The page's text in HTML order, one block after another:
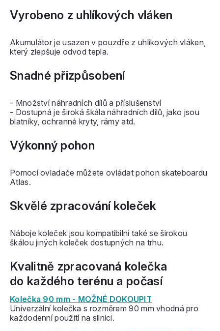
Vyrobeno z uhlíkových vláken
Akumulátor je usazen v pouzdře z uhlíkových vláken,
který zlepšuje odvod tepla.
Snadné přizpůsobení
- Množství náhradních dílů a příslušenství
- Dostupná je široká škála náhradních dílů, jako jsou
blatníky, ochranné kryty, rámy atd.
Výkonný pohon
Pomocí ovladače můžete ovládat pohon skateboardu
Atlas.
Skvělé zpracování koleček
Náboje koleček jsou kompatibilní také se širokou
škálou jiných koleček dostupných na trhu.
Kvalitně zpracovaná kolečka
do každého terénu a počasí
Kolečka 90 mm - MOŽNÉ DOKOUPIT
Univerzální kolečka s rozměrem 90 mm vhodná pro
každodenní použití na silnici.